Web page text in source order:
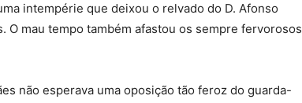
intempérie que deixou o relvado do D. Afonso
O mau tempo também afastou os sempre fervorosos
não esperava uma oposição tão feroz do guarda-